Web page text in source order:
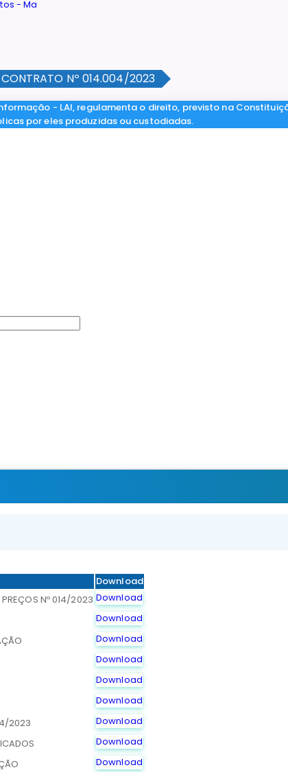
CONTRATO Nº 014.004/2023
- LAI, regulamenta o direito, previsto na
por eles produzidas ou custodiadas.
Download
PREÇOS Nº 014/2023 Download
Download
Download
Download
Download
Download
2023
Download
Download
Download